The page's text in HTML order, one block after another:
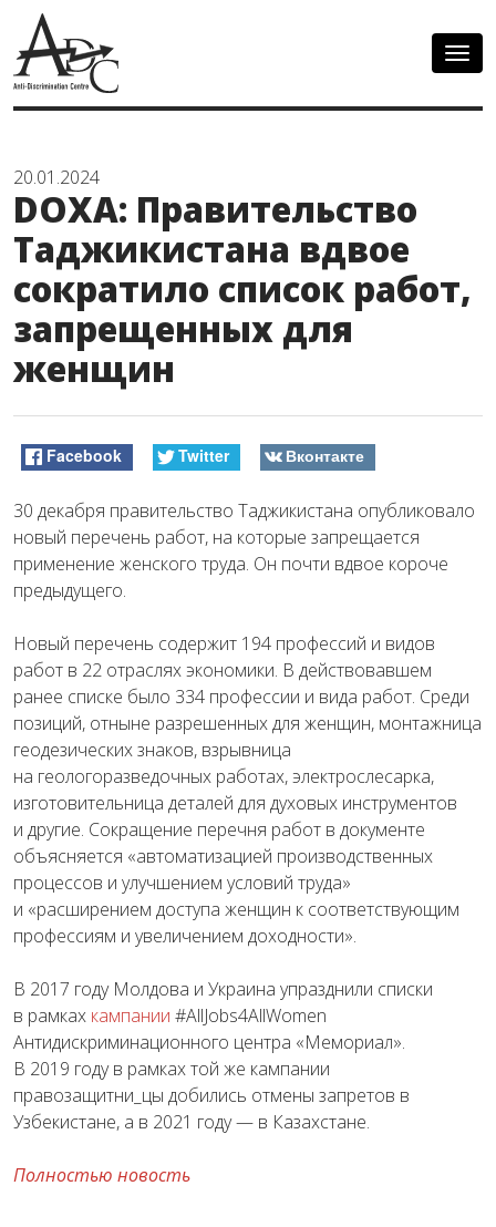
20.01.2024
DOXA: Правительство
Таджикистана вдвое
сократило список работ,
запрещенных для
женщин
Facebook Twitter Вконтакте
30 декабря правительство Таджикистана опубликовало
новый перечень работ, на которые запрещается
применение женского труда. Он почти вдвое короче
предыдущего.
Новый перечень содержит 194 профессий и видов
работ в 22 отраслях экономики. В действовавшем
ранее списке было 334 профессии и вида работ. Среди
позиций, отныне разрешенных для женщин, монтажница
геодезических знаков, взрывница
на геологоразведочных работах, электрослесарка,
изготовительница деталей для духовых инструментов
и другие. Сокращение перечня работ в документе
объясняется «автоматизацией производственных
процессов и улучшением условий труда»
и «расширением доступа женщин к соответствующим
профессиям и увеличением доходности».
В 2017 году Молдова и Украина упразднили списки
в рамках кампании #AllJobs4AllWomen
Антидискриминационного центра «Мемориал».
В 2019 году в рамках той же кампании
правозащитни_цы добились отмены запретов в
Узбекистане, а в 2021 году — в Казахстане.
Полностью новость